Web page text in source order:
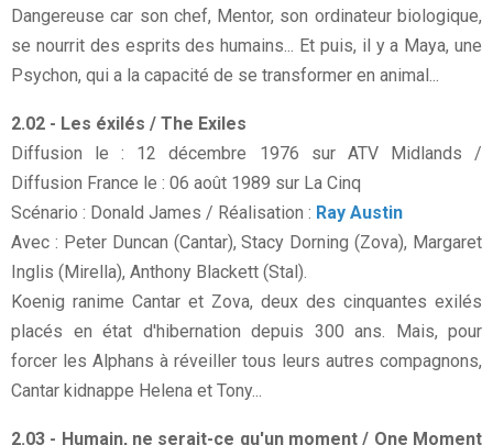
Dangereuse car son chef, Mentor, son ordinateur biologique,
se nourrit des esprits des humains... Et puis, il y a Maya, une
Psychon, qui a la capacité de se transformer en animal...
2.02 - Les éxilés / The Exiles
Diffusion le : 12 décembre 1976 sur ATV Midlands /
Diffusion France le : 06 août 1989 sur La Cinq
Scénario : Donald James / Réalisation : Ray Austin
Avec : Peter Duncan (Cantar), Stacy Dorning (Zova), Margaret
Inglis (Mirella), Anthony Blackett (Stal).
Koenig ranime Cantar et Zova, deux des cinquantes exilés
placés en état d'hibernation depuis 300 ans. Mais, pour
forcer les Alphans à réveiller tous leurs autres compagnons,
Cantar kidnappe Helena et Tony...
2.03 - Humain, ne serait-ce qu'un moment / One Moment